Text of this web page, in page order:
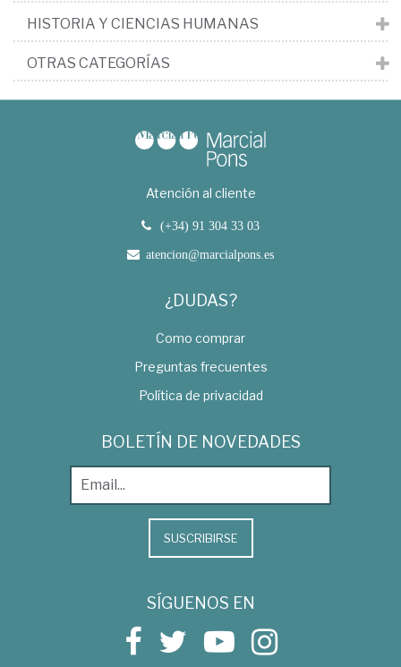
HISTORIA Y CIENCIAS HUMANAS
OTRAS CATEGORÍAS
Atención al cliente
(+34) 91 304 33 03
atencion@marcialpons.es
¿DUDAS?
Como comprar
Preguntas frecuentes
Política de privacidad
BOLETÍN DE NOVEDADES
SUSCRIBIRSE
SÍGUENOS EN